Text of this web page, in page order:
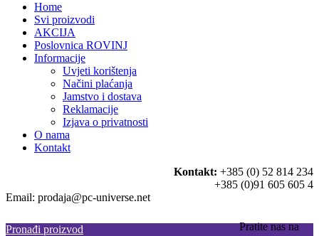
Home
Svi proizvodi
AKCIJA
Poslovnica ROVINJ
Informacije
Uvjeti korištenja
Načini plaćanja
Jamstvo i dostava
Reklamacije
Izjava o privatnosti
O nama
Kontakt
Kontakt: +385 (0) 52 814 234
+385 (0)91 605 605 4
Email: prodaja@pc-universe.net
Pratite nas na
Pronađi proizvod